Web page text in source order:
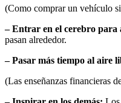
(Como comprar un vehículo
– Entrar en el cerebro para
pasan alrededor.
– Pasar más tiempo al aire
(Las enseñanzas financieras